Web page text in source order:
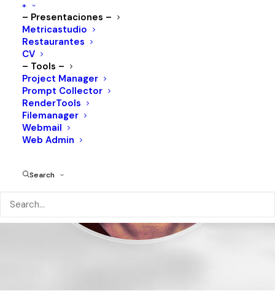
+
– Presentaciones –
Metricastudio
Restaurantes
CV
– Tools –
Project Manager
Prompt Collector
RenderTools
Filemanager
Webmail
Web Admin
Search